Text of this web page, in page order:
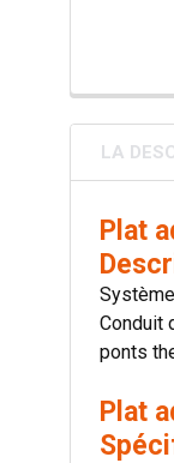
LA
Plat
Conduit
ponts
Plat